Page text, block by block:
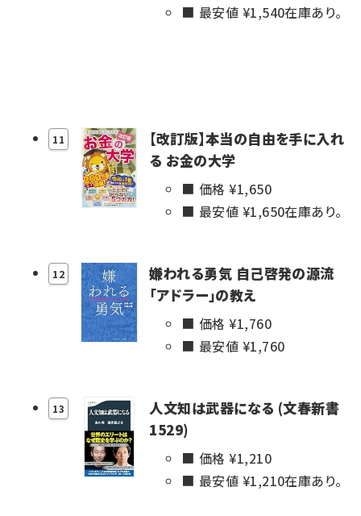
最安値 ¥1,540在庫あり。
11
【改訂版】本当の自由を手に入れ
る お金の大学
価格 ¥1,650
最安値 ¥1,650在庫あり。
12
嫌われる勇気 自己啓発の源流
「アドラー」の教え
価格 ¥1,760
最安値 ¥1,760
13
人文知は武器になる (文春新書
1529)
価格 ¥1,210
最安値 ¥1,210在庫あり。